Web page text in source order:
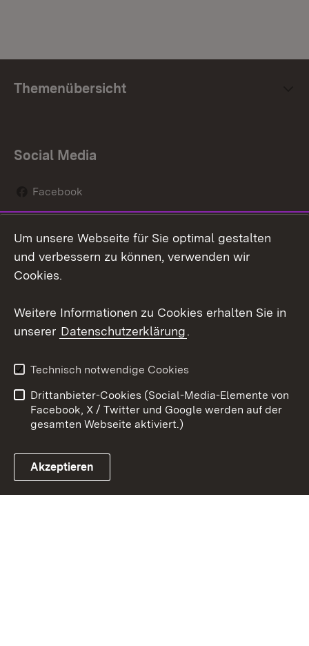
Themenübersicht
Social Media
Facebook
Social Wall
Youtube
Link zum Landesportal
Kontakt
Datenschutz
Barrierefreiheit
Impressum Cookies
Um unsere Webseite für Sie optimal gestalten
und verbessern zu können, verwenden wir
Cookies.
Weitere Informationen zu Cookies erhalten Sie in
unserer Datenschutzerklärung.
Technisch notwendige Cookies
Drittanbieter-Cookies (Social-Media-Elemente von
Facebook, X / Twitter und Google werden auf der
gesamten Webseite aktiviert.)
Akzeptieren